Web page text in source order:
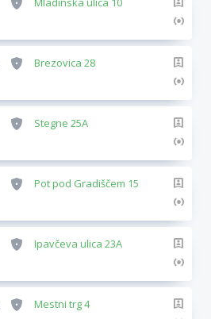
Brezovica 28
Stegne 25A
Pot pod Gradiščem 15
Ipavčeva ulica 23A
Mestni trg 4